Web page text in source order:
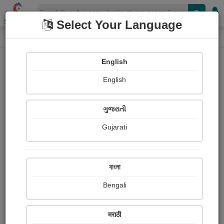
Shopizen
Home Paintings
Brijesh Raychanda
Ratings
Share with your friends :
Select Your Language
English
English
ગુજરાતી
Gujarati
বাংলা
Bengali
मराठी